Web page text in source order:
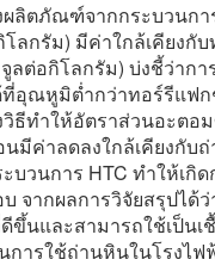
ลิตภัณฑ์จากกระบวนกา
ลกรัม) มีค่าใกล้เคียงกั
ลต่อกิโลกรัม) บ่งชี้ว่าก
ที่อุณหูมิต่ำกว่าทอร์รีแฟ
ธีทำให้อัตราส่วนอะตอ
นมีค่าลดลงใกล้เคียงกับ
บวนการ HTC ทำให้เ
จากผลการวิจัยสรุปได้
ขึ้นและสามารถใช้เป็น
การใช้ถ่านหินในโรงไฟ